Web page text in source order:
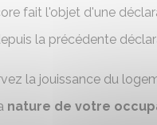
fait l'objet d'une
la précédente
la jouissance du
nature de votre